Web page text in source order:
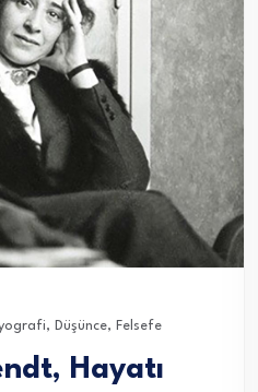
, Düşünce, Felsefe
Hayatı